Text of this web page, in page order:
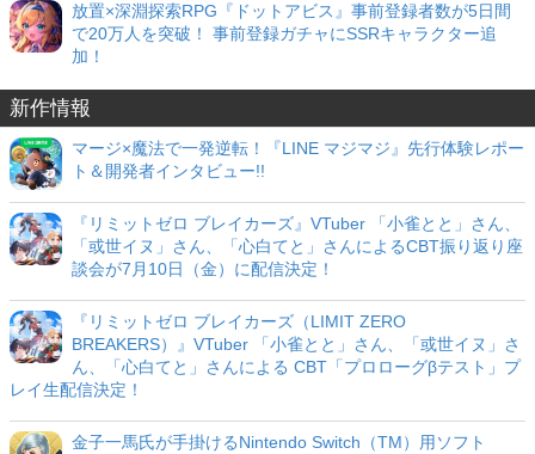
放置×深淵探索RPG『ドットアビス』事前登録者数が5日間
で20万人を突破！ 事前登録ガチャにSSRキャラクター追
加！
新作情報
マージ×魔法で一発逆転！『LINE マジマジ』先行体験レポー
ト＆開発者インタビュー!!
『リミットゼロ ブレイカーズ』VTuber 「小雀とと」さん、
「或世イヌ」さん、「心白てと」さんによるCBT振り返り座
談会が7月10日（金）に配信決定！
『リミットゼロ ブレイカーズ（LIMIT ZERO
BREAKERS）』VTuber 「小雀とと」さん、「或世イヌ」さ
ん、「心白てと」さんによる CBT「プロローグβテスト」プ
レイ生配信決定！
金子一馬氏が手掛けるNintendo Switch（TM）用ソフト